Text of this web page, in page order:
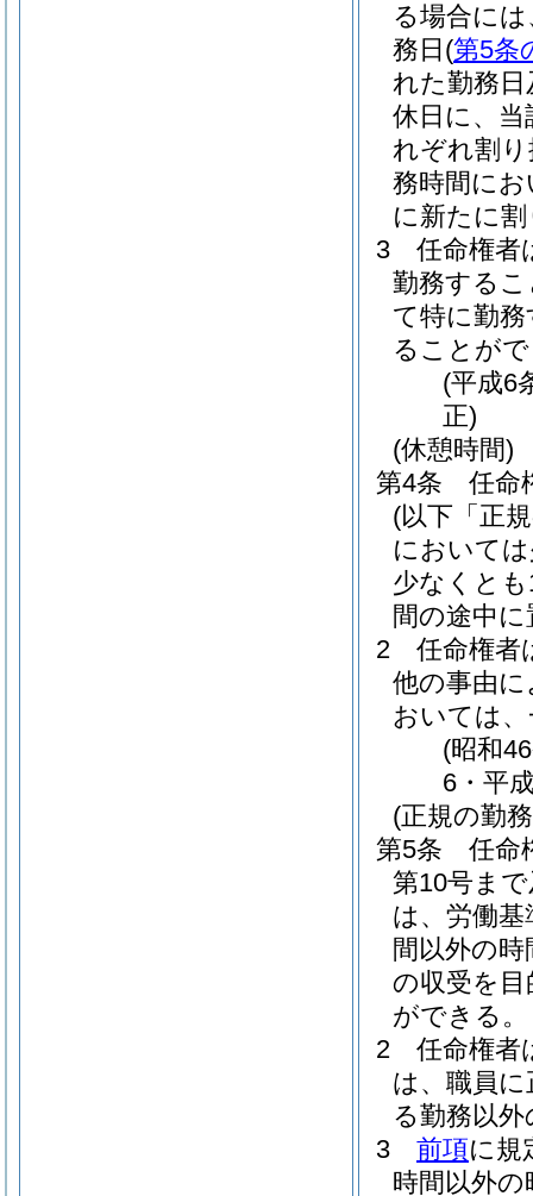
る場合に
務日 (第5条
れた勤務
休日に、
れぞれ割
務時間に
に新たに
3
任命権者
勤務する
て特に勤
ることが
(平成6
正)
(休憩時間)
第4条
任命
(以下「正
において
少なくと
間の途中
2
任命権者
他の事由
おいては
(昭和
6・平
(正規の勤
第5条
任命
第10号ま
は、労働基
間以外の
の収受を
ができる。
2
任命権者
は、職員
る勤務以
3
前項に規
時間以外